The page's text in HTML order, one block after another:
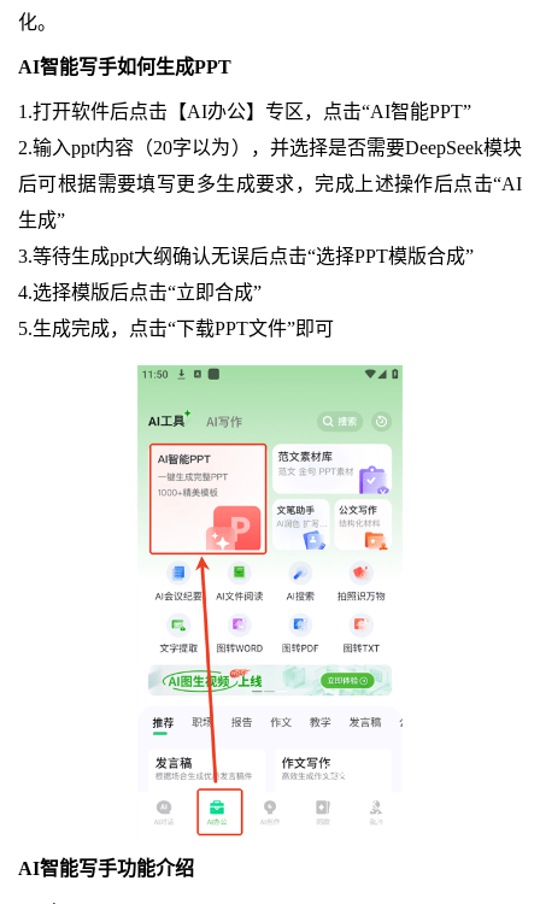
化。
AI智能写手如何生成PPT
1.打开软件后点击【AI办公】专区，点击“AI智能PPT”
2.输入ppt内容（20字以为），并选择是否需要DeepSeek模块
后可根据需要填写更多生成要求，完成上述操作后点击“AI
生成”
3.等待生成ppt大纲确认无误后点击“选择PPT模版合成”
4.选择模版后点击“立即合成”
5.生成完成，点击“下载PPT文件”即可
AI智能写手功能介绍